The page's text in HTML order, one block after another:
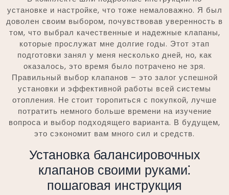
установке и настройке, что тоже немаловажно. Я был
доволен своим выбором, почувствовав уверенность в
том, что выбрал качественные и надежные клапаны,
которые прослужат мне долгие годы. Этот этап
подготовки занял у меня несколько дней, но, как
оказалось, это время было потрачено не зря.
Правильный выбор клапанов – это залог успешной
установки и эффективной работы всей системы
отопления. Не стоит торопиться с покупкой, лучше
потратить немного больше времени на изучение
вопроса и выбор подходящего варианта. В будущем,
это сэкономит вам много сил и средств.
Установка балансировочных
клапанов своими руками⁚
пошаговая инструкция